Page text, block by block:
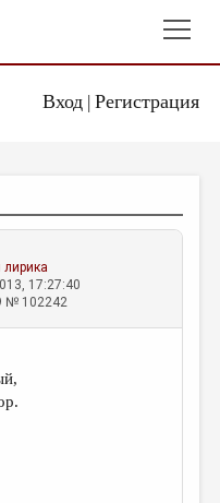
Вход| Регистрация
17:27:40
№ 102242